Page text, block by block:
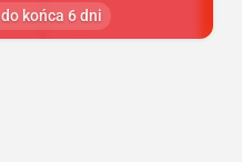
do końca 6 dni